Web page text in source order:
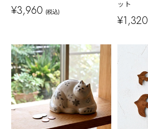
¥3,960 (税込)
ット
¥1,320